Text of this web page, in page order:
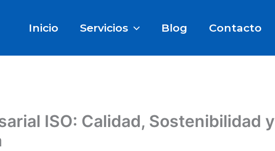
Inicio Servicios Blog Contacto
ISO: Calidad, Sostenibilidad y